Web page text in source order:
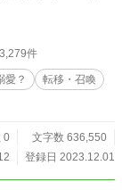
ァンタジー戦記。
件
愛？
転移・召喚
0
文字数 636,550
登録日 2023.12.01